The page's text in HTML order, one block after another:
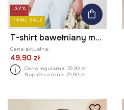
-37%
FINAL SALE
T-shirt bawełniany męski z nadrukiem kolor beżowy
Cena aktualna:
49,90 zł
Cena regularna: 79,90 zł
Najniższa cena: 79,90 zł